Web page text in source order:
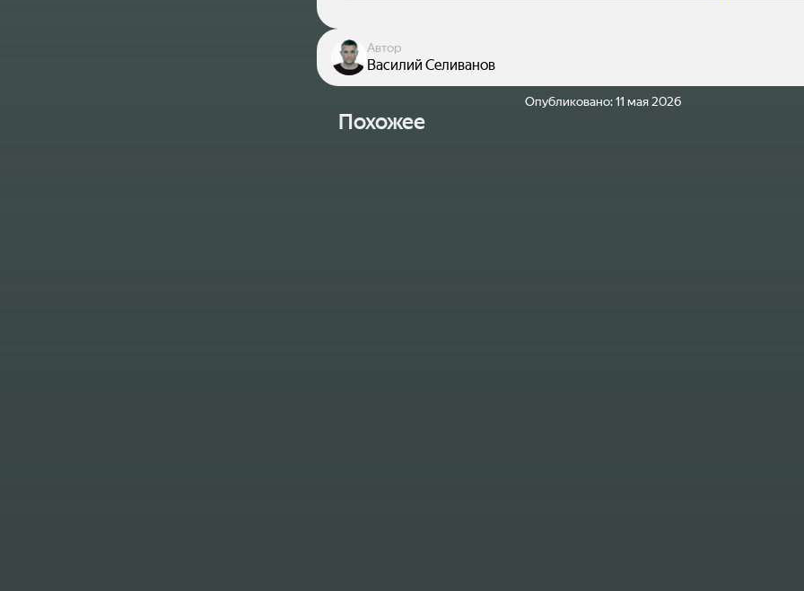
Автор
Василий Селиванов
Опубликовано:11 мая 2026
Похожее